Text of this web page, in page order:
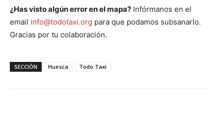
¿Has visto algún error en el mapa? Infórmanos en el
email info@todotaxi.org para que podamos subsanarlo.
Gracias por tu colaboración.
SECCIÓN Huesca Todo Taxi